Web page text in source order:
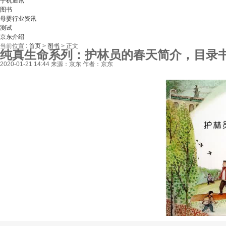
图书
母婴行业资讯
测试
京东介绍
当前位置 : 首页 > 图书 > 正文
纯真生命系列：护林员的春天简介，目录
2020-01-21 14:44 来源：京东 作者：京东